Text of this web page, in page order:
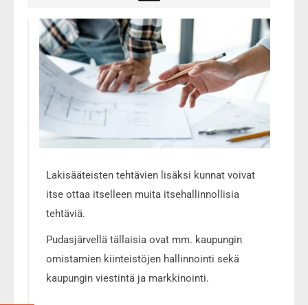
Lakisääteisten tehtävien lisäksi kunnat voivat
itse ottaa itselleen muita itsehallinnollisia
tehtäviä.
Pudasjärvellä tällaisia ovat mm. kaupungin
omistamien kiinteistöjen hallinnointi sekä
kaupungin viestintä ja markkinointi.